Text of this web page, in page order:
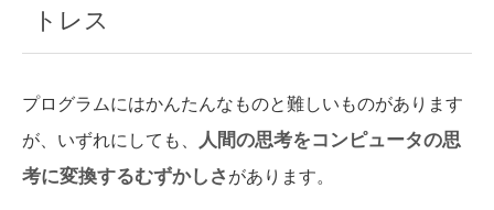
トレス
プログラムにはかんたんなものと難しいものがあります
が、いずれにしても、
人間の思考をコンピュータの思
考に変換するむずかしさ があります。